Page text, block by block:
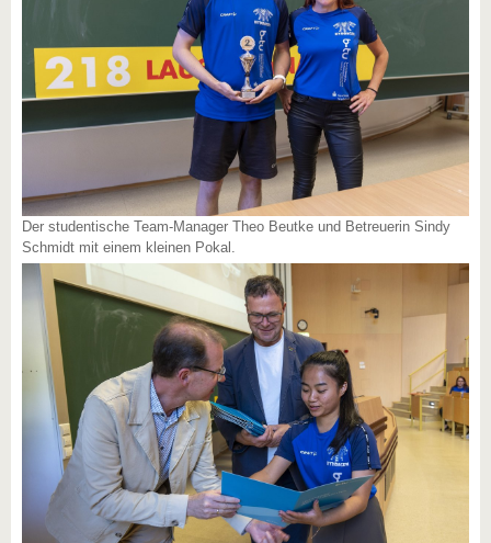
Der studentische Team-Manager Theo Beutke und Betreuerin Sindy
Schmidt mit einem kleinen Pokal.